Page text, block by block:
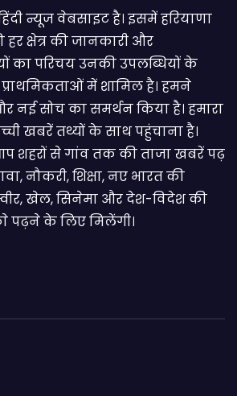
न्यूज वेबसाइट है। इसमें हरियाणा
क्षेत्र की जानकारी और
का परिचय उनकी उपलब्धियों के
प्राथमिकताओं में शामिल है। हमने
नई सोच का समर्थन किया है। हमारा
खबरें तथ्यों के साथ पहुंचाना है।
शहरों से गांव तक की ताजा खबरें पढ़
नौकरी, शिक्षा, नए भारत की
खेल, सिनेमा और देश-विदेश की
पढ़ने के लिए मिलेंगी।